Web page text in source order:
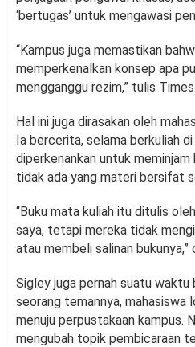
‘bertugas’ untuk mengawasi
“Kampus juga memastikan
memperkenalkan konsep apa
mengganggu rezim,” tulis
Hal ini juga dirasakan oleh
Ia bercerita, selama berkuliah
diperkenankan untuk
tidak ada yang materi bersifat
“Buku mata kuliah itu ditulis
saya, tetapi mereka tidak
atau membeli salinan
Sigley juga pernah suatu waktu
seorang temannya, mahasiswa
menuju perpustakaan kampus.
mengubah topik pembicaraan